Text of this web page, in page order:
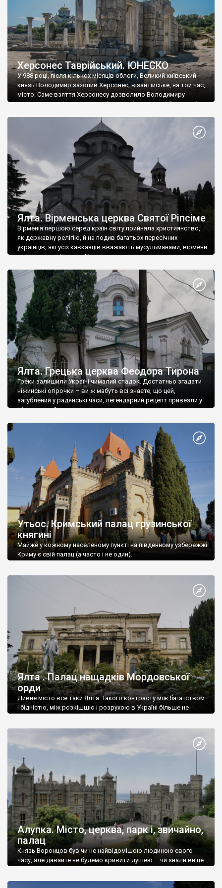
Херсонес Таврійський. ЮНЕСКО
У 988 році, після кількох місяців облоги, Великий київський
князь Володимир захопив Херсонес, візантійське, на той час,
місто. Саме взяття Херсонесу дозволило Володимиру
диктувати свої умови візантійському імператору Василю ІІ, та
Херсонесі Володимир-язичник, став Василем-християнином.
А потім було Хрещення Русі. На честь Херсонесу Таврійського
Ялта. Вірменська церква Святої Ріпсіме
Вірменія першою серед країн світу прийняла християнство,
як державну релігію, й на подив багатьох пересічних
українців, які усіх кавказців вважають мусульманами, вірмени
є відданими вірянами Христа
Ялта. Грецька церква Феодора Тирона
Греки залишили Україні чималий спадок. Достатньо згадати
ніжинські огірочки – ви ж мабуть всі знаєте, що цей,
загублений у радянські часи, легендарний рецепт привезли у
Ніжин греки?
Утьос. Кримський палац грузинської
княгині
Майже у кожному населеному пункті на південному узбережжі
Криму є свій палац (а часто і не один).
Ялта . Палац нащадків Мордовської
орди
Дивне місто все таки Ялта. Такого контрасту між багатством
і бідністю, між розкішшю і розрухою в Україні більше не
Алупка. Місто, церква, парк і, звичайно,
палац
Князь Воронцов був чи не найвідомішою людиною свого
часу, але давайте не будемо кривити душею – чи знали ви це